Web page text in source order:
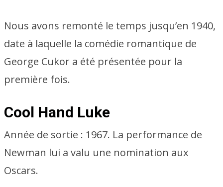
Nous avons remonté le temps jusqu’en 1940,
date à laquelle la comédie romantique de
George Cukor a été présentée pour la
première fois.
Cool Hand Luke
Année de sortie : 1967. La performance de
Newman lui a valu une nomination aux
Oscars.